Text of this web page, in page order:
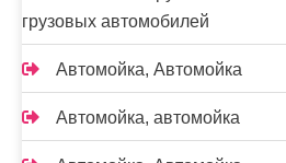
грузовых автомобилей
Автомойка, Автомойка
Автомойка, автомойка